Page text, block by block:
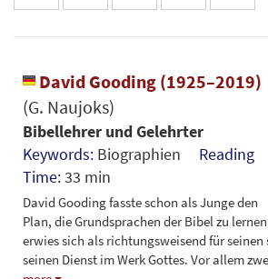
David Gooding (1925–2019)
(G. Naujoks)
Bibellehrer und Gelehrter
Keywords: Biographien Reading
Time:33 min
David Gooding fasste schon als Junge den
Plan, die Grundsprachen der Bibel zu
erwies sich als richtungsweisend für seinen
seinen Dienst im Werk Gottes. Vor allem